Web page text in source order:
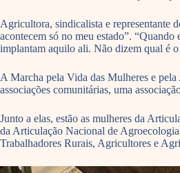
Agricultora, sindicalista e representante
acontecem só no meu estado”.
implantam aquilo ali. Não dizem qual é
A Marcha pela Vida das Mulheres e
associações comunitárias, uma
Junto a elas, estão as mulheres da
da Articulação Nacional de
Trabalhadores Rurais, Agricultores e